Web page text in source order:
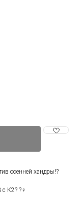
осенней хандры!?
с К2? ?‍♀️